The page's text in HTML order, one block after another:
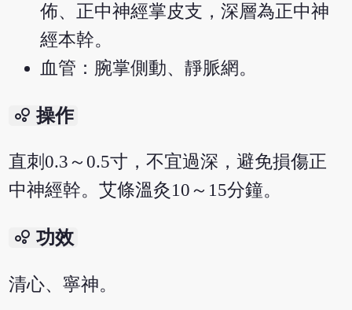
佈、正中神經掌皮支，深層為正中神
經本幹。
血管：腕掌側動、靜脈網。
bubble_chart 操作
直刺0.3～0.5寸，不宜過深，避免損傷正
中神經幹。艾條溫灸10～15分鐘。
bubble_chart 功效
清心、寧神。